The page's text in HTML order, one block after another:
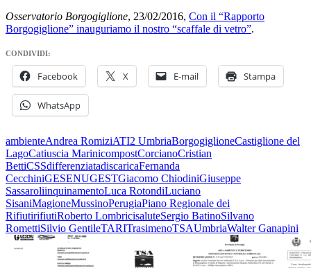
Osservatorio Borgogiglione, 23/02/2016, Con il “Rapporto
Borgogiglione” inauguriamo il nostro “scaffale di vetro”.
CONDIVIDI:
Facebook X E-mail Stampa
WhatsApp
ambienteAndrea RomiziATI2 UmbriaBorgogiglioneCastiglione del
LagoCatiuscia MarinicompostCorcianoCristian
BettiCSSdifferenziatadiscaricaFernanda
CecchiniGESENUGESTGiacomo ChiodiniGiuseppe
SassaroliinquinamentoLuca RotondiLuciano
SisaniMagioneMussinoPerugiaPiano Regionale dei
RifiutirifiutiRoberto LombricisaluteSergio BatinoSilvano
RomettiSilvio GentileTARITrasimenoTSAUmbriaWalter Ganapini